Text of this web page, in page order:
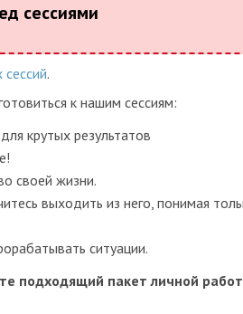
сессиями
.
к нашим сессиям:
крутых результатов
своей жизни.
выходить из него, понимая
ситуации.
подходящий пакет личной